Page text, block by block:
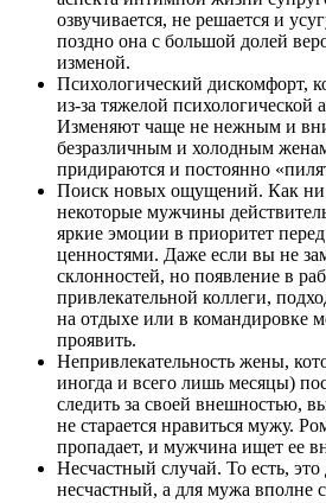
озвучивается, не решается и
поздно она с большой долей
изменой.
Психологический дискомфорт,
из-за тяжелой психологической
Изменяют чаще не нежным и
безразличным и холодным
придираются и постоянно
Поиск новых ощущений. Как ни
некоторые мужчины
яркие эмоции в приоритет
ценностями. Даже если вы не
склонностей, но появление в
привлекательной коллеги,
на отдыхе или в командировке
проявить.
Непривлекательность жены,
иногда и всего лишь месяцы)
следить за своей внешностью,
не старается нравиться мужу.
пропадает, и мужчина ищет ее
Несчастный случай. То есть,
несчастный, а для мужа вполне